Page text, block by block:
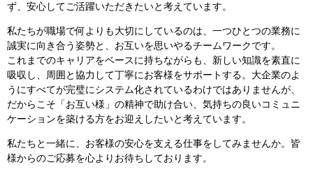
ず、安心してご活躍いただきたいと考えています。
私たちが職場で何よりも大切にしているのは、一つひとつの業務に
誠実に向き合う姿勢と、お互いを思いやるチームワークです。
これまでのキャリアをベースに持ちながらも、新しい知識を素直に
吸収し、周囲と協力して丁寧にお客様をサポートする。大企業のよ
うにすべてが完璧にシステム化されているわけではありませんが、
だからこそ「お互い様」の精神で助け合い、気持ちの良いコミュニ
ケーションを築ける方をお迎えしたいと考えています。
私たちと一緒に、お客様の安心を支える仕事をしてみませんか。皆
様からのご応募を心よりお待ちしております。